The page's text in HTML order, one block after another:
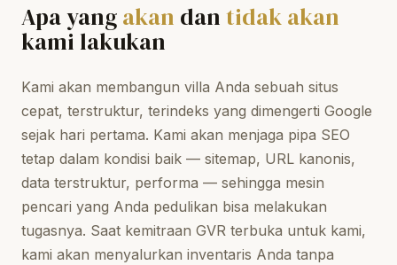
Apa yangakan dantidak akan
kami lakukan
Kami akan membangun villa Anda sebuah situs
cepat, terstruktur, terindeks yang dimengerti Google
sejak hari pertama. Kami akan menjaga pipa SEO
tetap dalam kondisi baik — sitemap, URL kanonis,
data terstruktur, performa — sehingga mesin
pencari yang Anda pedulikan bisa melakukan
tugasnya. Saat kemitraan GVR terbuka untuk kami,
kami akan menyalurkan inventaris Anda tanpa